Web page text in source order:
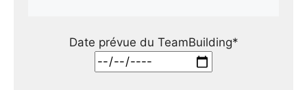
Date prévue du TeamBuilding*